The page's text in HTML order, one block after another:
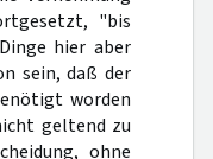
"bis
hier aber
sein, daß der
worden
geltend zu
ohne